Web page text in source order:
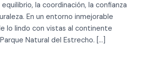
la coordinación, la confianza
En un entorno inmejorable
lo lindo con vistas al continente
Natural del Estrecho. […]